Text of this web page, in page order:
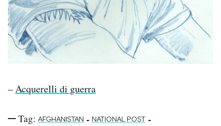
–Acquerelli di guerra
Tag: AFGHANISTAN - NATIONAL POST -